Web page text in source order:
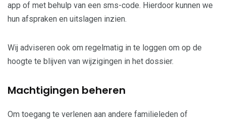
app of met behulp van een sms-code. Hierdoor kunnen we
hun afspraken en uitslagen inzien.
Wij adviseren ook om regelmatig in te loggen om op de
hoogte te blijven van wijzigingen in het dossier.
Machtigingen beheren
Om toegang te verlenen aan andere familieleden of